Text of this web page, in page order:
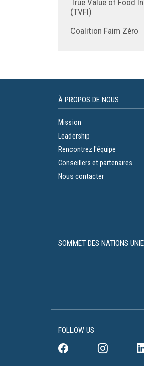
(TVFI)
Coalition Faim Zéro
À PROPOS DE NOUS
Mission
Leadership
Rencontrez l'équipe
Conseillers et partenaires
Nous contacter
SOMMET DES NATIONS
FOLLOW US